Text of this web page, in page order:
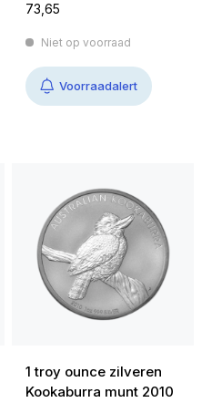
73,65
Niet op voorraad
Voorraadalert
1 troy ounce zilveren
Kookaburra munt 2010